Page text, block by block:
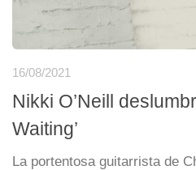
16/08/2021
Nikki O’Neill
Waiting’
La portentosa guitarrista de